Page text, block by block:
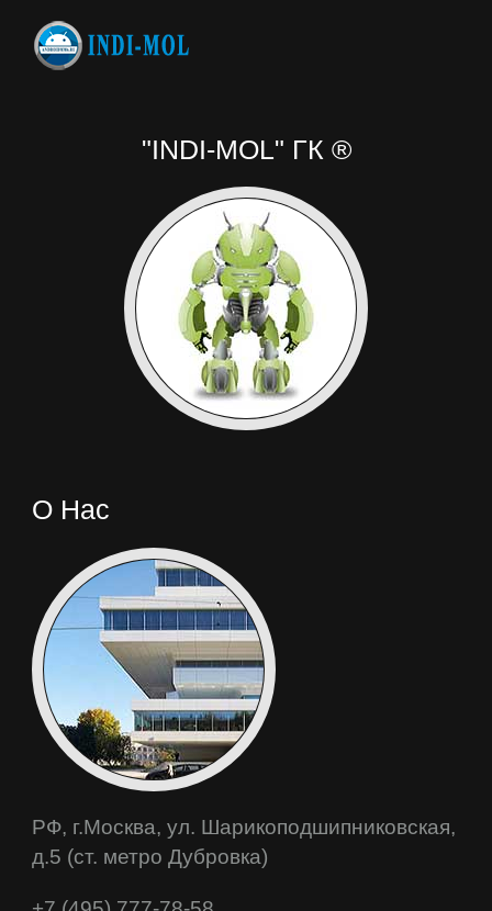
"INDI-MOL" ГК ®
О Нас
РФ, г.Москва, ул. Шарикоподшипниковская,
д.5 (ст. метро Дубровка)